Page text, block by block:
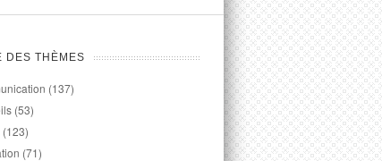
DES THÈMES
(137)
(53)
(123)
(71)